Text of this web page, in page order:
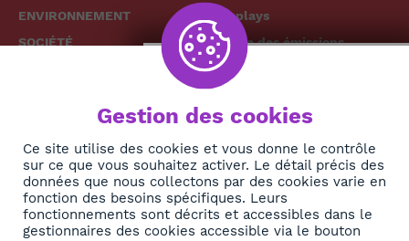
ENVIRONNEMENT
SOCIÉTÉ
DIASPORA
REJOIGNEZ-NOUS
Replays
Grille des émissions
The African
News Hub
NEWSLETTER
S'abonner
Gestion des cookies
Ce site utilise des cookies et vous donne le contrôle
sur ce que vous souhaitez activer. Le détail précis des
données que nous collectons par des cookies varie en
fonction des besoins spécifiques. Leurs
fonctionnements sont décrits et accessibles dans le
gestionnaires des cookies accessible via le bouton